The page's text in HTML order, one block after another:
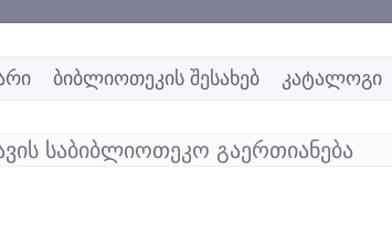
ბიბლიოთეკის შესახებ კატალოგი
საბიბლიოთეკო გაერთიანება